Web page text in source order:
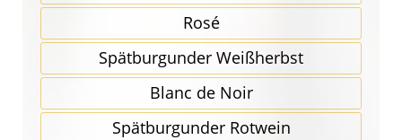
Rosé
Spätbur­gunder Weißherbst
Blanc de Noir
Spätbur­gunder Rotwein